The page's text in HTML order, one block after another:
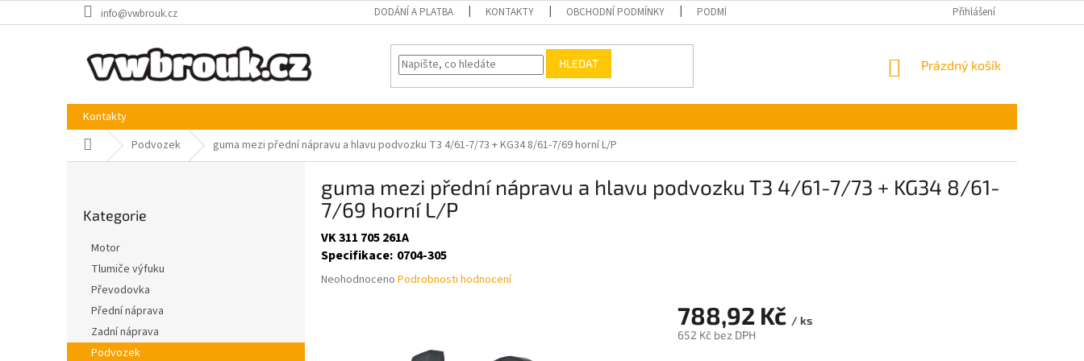
na
info@vwbrouk.cz DODÁNÍ A PLATBA KONTAKTY OBCHODNÍ PODMÍNKY PODMÍNKY OCHRANY OSOBNÍCH ÚDAJŮ Přihlášení
HLEDAT
NÁKUPNÍ
Prázdný košík
Kontakty
Domů Podvozek guma mezi přední nápravu a hlavu podvozku T3 4/61-7/73 + KG34 8/61-7/69 horní L/P
a
kategorie
Kategorie
Motor
Tlumiče výfuku
Převodovka
Přední náprava
Zadní náprava
Podvozek
guma mezi přední nápravu a hlavu podvozku T3 4/61-7/73 + KG34 8/61-
7/69 horní L/P
VK 311 705 261A
Specifikace: 0704-305
Průměrné
Neohodnoceno Podrobnosti hodnocení
788,92 Kč / ks
652 Kč bez DPH